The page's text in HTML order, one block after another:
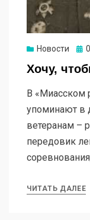
Новости
Хочу,
В «Миасском
упоминают в
ветеранам –
передовик
ЧИТАТЬ ДАЛЕЕ